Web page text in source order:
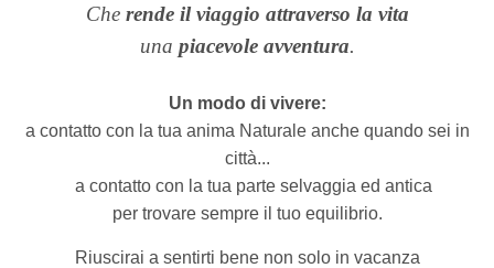
Che rende il viaggio attraverso la vita
una piacevole avventura.
Un modo di vivere:
a contatto con la tua anima Naturale anche quando sei in
città...
a contatto con la tua parte selvaggia ed antica
per trovare sempre il tuo equilibrio.
Riuscirai a sentirti bene non solo in vacanza